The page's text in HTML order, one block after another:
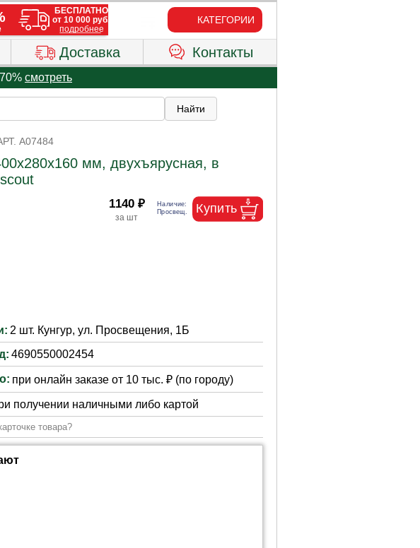
КАТЕГОРИИ
Доставка Контакты
смотреть
A07484
мм, двухъярусная, в
1140 ₽
2 шт. Кунгур, ул. Просвещения, 1Б
4690550002454
при онлайн заказе от 10 тыс. ₽ (по городу)
получении наличными либо картой
товара?